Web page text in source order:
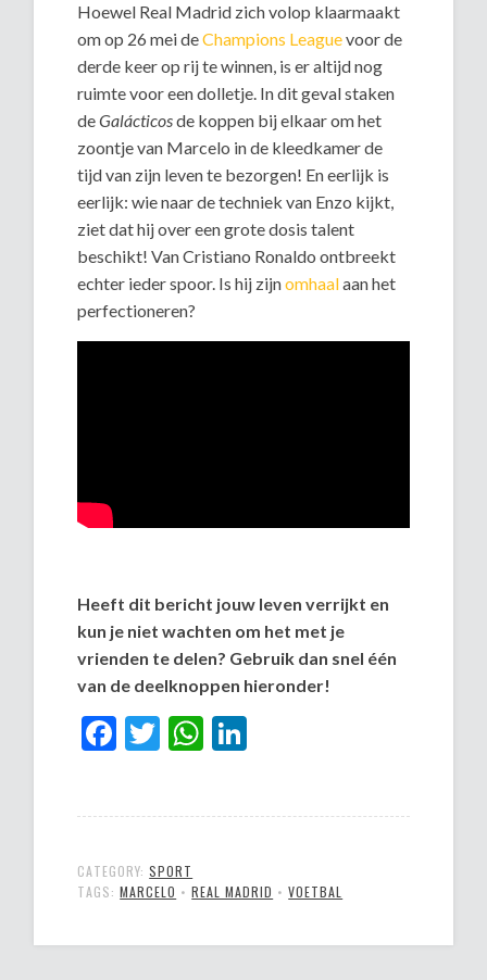
Hoewel Real Madrid zich volop klaarmaakt
om op 26 mei deChampions Leaguevoor de
derde keer op rij te winnen, is er altijd nog
ruimte voor een dolletje. In dit geval staken
deGalácticosde koppen bij elkaar om het
zoontje van Marcelo in de kleedkamer de
tijd van zijn leven te bezorgen! En eerlijk is
eerlijk: wie naar de techniek van Enzo kijkt,
ziet dat hij over een grote dosis talent
beschikt! Van Cristiano Ronaldo ontbreekt
echter ieder spoor. Is hij zijnomhaalaan het
perfectioneren?
Heeft dit bericht jouw leven verrijkt en
kun je niet wachten om het met je
vrienden te delen? Gebruik dan snel één
van de deelknoppen hieronder!
Facebook
TwitterWhatsApp
CATEGORY:SPORT
TAGS:MARCELO •REAL MADRID •VOETBAL